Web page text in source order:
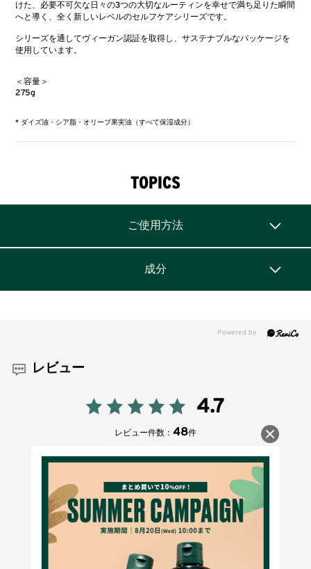
けた、必要不可欠な日々の3つの大切なルーティンを幸せで満ち足りた瞬間
へと導く、全く新しいレベルのセルフケアシリーズです。
シリーズを通してヴィーガン認証を取得し、サステナブルなパッケージを
使用しています。
＜容量＞
275g
* ダイズ油・シア脂・オリーブ果実油（すべて保湿成分）
TOPICS
ご使用方法
成分
レビュー
4.7
レビュー件数： 48件
★ 5 (36)
(11)
★ (1)
★ 2 (0)
★